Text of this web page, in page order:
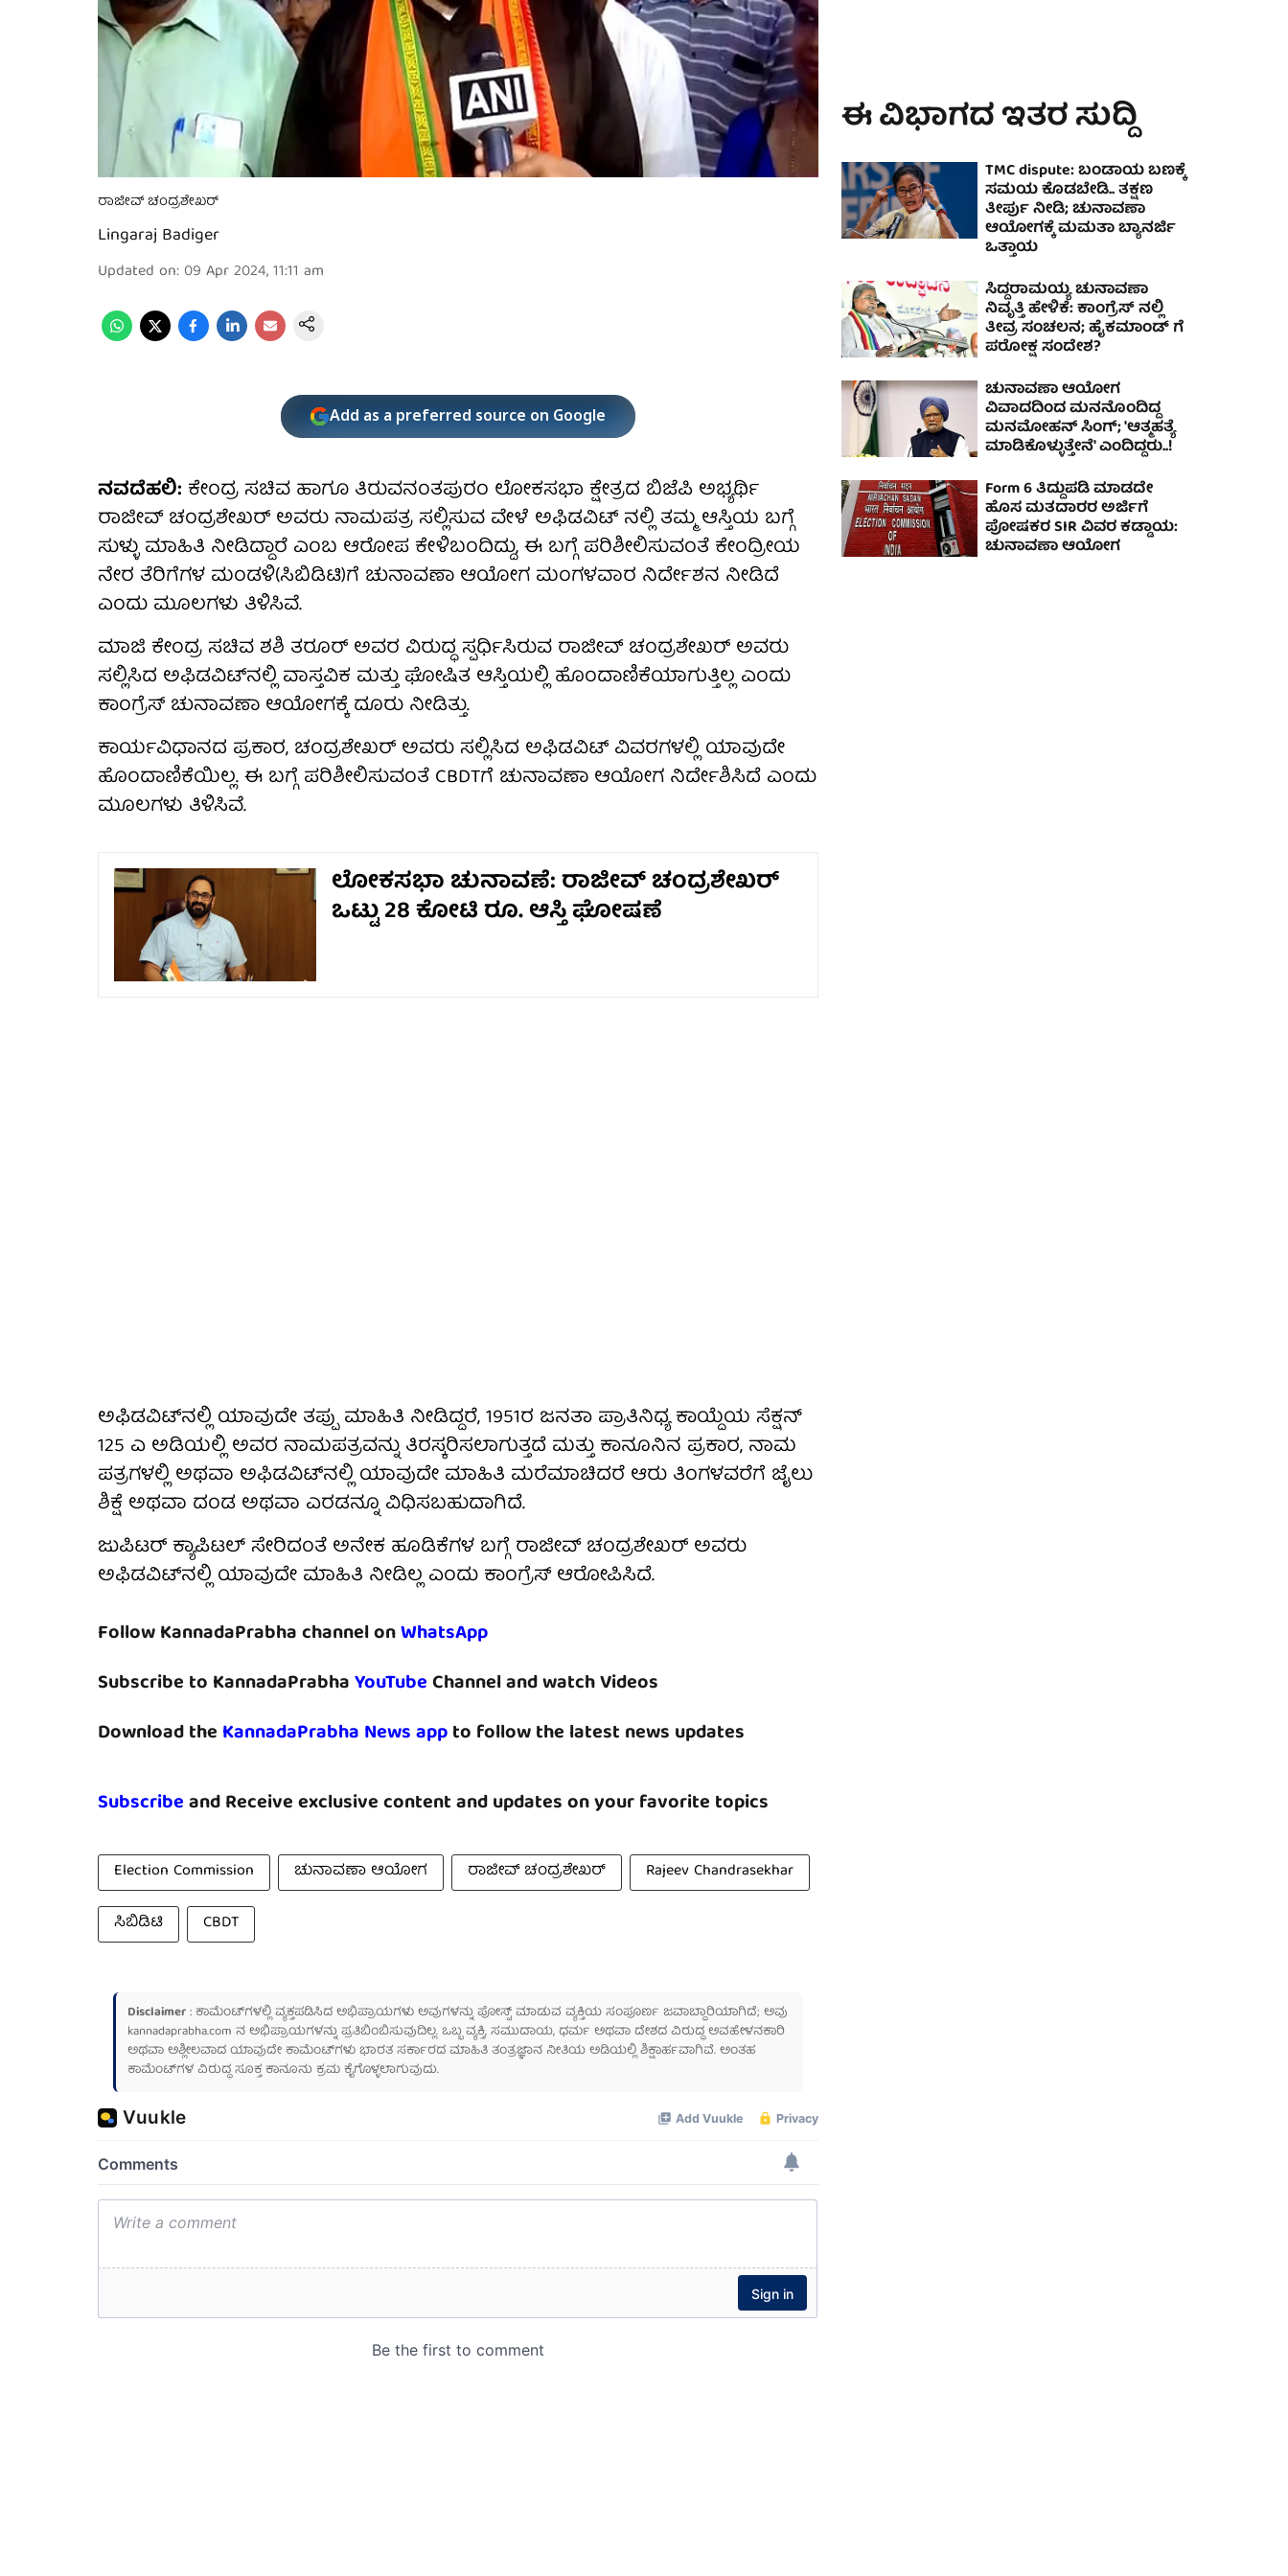
ರಾಜೀವ್ ಚಂದ್ರಶೇಖರ್
Lingaraj Badiger
Updated on: 09 Apr 2024, 11:11 am
Add as a preferred source on Google
ನವದೆಹಲಿ: ಕೇಂದ್ರ ಸಚಿವ ಹಾಗೂ ತಿರುವನಂತಪುರಂ ಲೋಕಸಭಾ ಕ್ಷೇತ್ರದ ಬಿಜೆಪಿ ಅಭ್ಯರ್ಥಿ
ರಾಜೀವ್‌ ಚಂದ್ರಶೇಖರ್‌ ಅವರು ನಾಮಪತ್ರ ಸಲ್ಲಿಸುವ ವೇಳೆ ಅಫಿಡವಿಟ್‌ ನಲ್ಲಿ ತಮ್ಮ ಆಸ್ತಿಯ ಬಗ್ಗೆ
ಸುಳ್ಳು ಮಾಹಿತಿ ನೀಡಿದ್ದಾರೆ ಎಂಬ ಆರೋಪ ಕೇಳಿಬಂದಿದ್ದು, ಈ ಬಗ್ಗೆ ಪರಿಶೀಲಿಸುವಂತೆ ಕೇಂದ್ರೀಯ
ನೇರ ತೆರಿಗೆಗಳ ಮಂಡಳಿ(ಸಿಬಿಡಿಟಿ)ಗೆ ಚುನಾವಣಾ ಆಯೋಗ ಮಂಗಳವಾರ ನಿರ್ದೇಶನ ನೀಡಿದೆ
ಎಂದು ಮೂಲಗಳು ತಿಳಿಸಿವೆ.
ಮಾಜಿ ಕೇಂದ್ರ ಸಚಿವ ಶಶಿ ತರೂರ್ ಅವರ ವಿರುದ್ಧ ಸ್ಪರ್ಧಿಸಿರುವ ರಾಜೀವ್ ಚಂದ್ರಶೇಖರ್ ಅವರು
ಸಲ್ಲಿಸಿದ ಅಫಿಡವಿಟ್‌ನಲ್ಲಿ ವಾಸ್ತವಿಕ ಮತ್ತು ಘೋಷಿತ ಆಸ್ತಿಯಲ್ಲಿ ಹೊಂದಾಣಿಕೆಯಾಗುತ್ತಿಲ್ಲ ಎಂದು
ಕಾಂಗ್ರೆಸ್ ಚುನಾವಣಾ ಆಯೋಗಕ್ಕೆ ದೂರು ನೀಡಿತ್ತು.
ಕಾರ್ಯವಿಧಾನದ ಪ್ರಕಾರ, ಚಂದ್ರಶೇಖರ್ ಅವರು ಸಲ್ಲಿಸಿದ ಅಫಿಡವಿಟ್ ವಿವರಗಳಲ್ಲಿ ಯಾವುದೇ
ಹೊಂದಾಣಿಕೆಯಿಲ್ಲ. ಈ ಬಗ್ಗೆ ಪರಿಶೀಲಿಸುವಂತೆ CBDTಗೆ ಚುನಾವಣಾ ಆಯೋಗ ನಿರ್ದೇಶಿಸಿದೆ ಎಂದು
ಮೂಲಗಳು ತಿಳಿಸಿವೆ.
ಲೋಕಸಭಾ ಚುನಾವಣೆ: ರಾಜೀವ್ ಚಂದ್ರಶೇಖರ್
ಒಟ್ಟು 28 ಕೋಟಿ ರೂ. ಆಸ್ತಿ ಘೋಷಣೆ
ಅಫಿಡವಿಟ್‌ನಲ್ಲಿ ಯಾವುದೇ ತಪ್ಪು ಮಾಹಿತಿ ನೀಡಿದ್ದರೆ, 1951ರ ಜನತಾ ಪ್ರಾತಿನಿಧ್ಯ ಕಾಯ್ದೆಯ ಸೆಕ್ಷನ್
125 ಎ ಅಡಿಯಲ್ಲಿ ಅವರ ನಾಮಪತ್ರವನ್ನು ತಿರಸ್ಕರಿಸಲಾಗುತ್ತದೆ ಮತ್ತು ಕಾನೂನಿನ ಪ್ರಕಾರ, ನಾಮ
ಪತ್ರಗಳಲ್ಲಿ ಅಥವಾ ಅಫಿಡವಿಟ್‌ನಲ್ಲಿ ಯಾವುದೇ ಮಾಹಿತಿ ಮರೆಮಾಚಿದರೆ ಆರು ತಿಂಗಳವರೆಗೆ ಜೈಲು
ಶಿಕ್ಷೆ ಅಥವಾ ದಂಡ ಅಥವಾ ಎರಡನ್ನೂ ವಿಧಿಸಬಹುದಾಗಿದೆ.
ಜುಪಿಟರ್ ಕ್ಯಾಪಿಟಲ್ ಸೇರಿದಂತೆ ಅನೇಕ ಹೂಡಿಕೆಗಳ ಬಗ್ಗೆ ರಾಜೀವ್ ಚಂದ್ರಶೇಖರ್ ಅವರು
ಅಫಿಡವಿಟ್‌ನಲ್ಲಿ ಯಾವುದೇ ಮಾಹಿತಿ ನೀಡಿಲ್ಲ ಎಂದು ಕಾಂಗ್ರೆಸ್ ಆರೋಪಿಸಿದೆ.
Follow KannadaPrabha channel onWhatsApp
Subscribe to KannadaPrabhaYouTubeChannel and watch Videos
Download the KannadaPrabha News appto follow the latest news updates
Subscribeand Receive exclusive content and updates on your favorite topics
Election Commission ಚುನಾವಣಾ ಆಯೋಗ ರಾಜೀವ್ ಚಂದ್ರಶೇಖರ್
Rajeev Chandrasekhar
ಸಿಬಿಡಿಟಿ
CBDT
Disclaimer: ಕಾಮೆಂಟ್‌ಗಳಲ್ಲಿ ವ್ಯಕ್ತಪಡಿಸಿದ ಅಭಿಪ್ರಾಯಗಳು ಅವುಗಳನ್ನು ಪೋಸ್ಟ್ ಮಾಡುವ ವ್ಯಕ್ತಿಯ ಸಂಪೂರ್ಣ ಜವಾಬ್ದಾರಿಯಾಗಿದೆ; ಅವು
kannadaprabha.com ನ ಅಭಿಪ್ರಾಯಗಳನ್ನು ಪ್ರತಿಬಿಂಬಿಸುವುದಿಲ್ಲ. ಒಬ್ಬ ವ್ಯಕ್ತಿ, ಸಮುದಾಯ, ಧರ್ಮ ಅಥವಾ ದೇಶದ ವಿರುದ್ಧ ಅವಹೇಳನಕಾರಿ
ಅಥವಾ ಅಶ್ಲೀಲವಾದ ಯಾವುದೇ ಕಾಮೆಂಟ್‌ಗಳು ಭಾರತ ಸರ್ಕಾರದ ಮಾಹಿತಿ ತಂತ್ರಜ್ಞಾನ ನೀತಿಯ ಅಡಿಯಲ್ಲಿ ಶಿಕ್ಷಾರ್ಹವಾಗಿವೆ. ಅಂತಹ
ಕಾಮೆಂಟ್‌ಗಳ ವಿರುದ್ಧ ಸೂಕ್ತ ಕಾನೂನು ಕ್ರಮ ಕೈಗೊಳ್ಳಲಾಗುವುದು.
ಈ ವಿಭಾಗದ ಇತರ ಸುದ್ದಿ
TMC dispute: ಬಂಡಾಯ ಬಣಕ್ಕೆ
ಸಮಯ ಕೊಡಬೇಡಿ.. ತಕ್ಷಣ
ತೀರ್ಪು ನೀಡಿ; ಚುನಾವಣಾ
ಆಯೋಗಕ್ಕೆ ಮಮತಾ ಬ್ಯಾನರ್ಜಿ
ಒತ್ತಾಯ
ಸಿದ್ದರಾಮಯ್ಯ ಚುನಾವಣಾ
ನಿವೃತ್ತಿ ಹೇಳಿಕೆ: ಕಾಂಗ್ರೆಸ್ ನಲ್ಲಿ
ತೀವ್ರ ಸಂಚಲನ; ಹೈಕಮಾಂಡ್ ಗೆ
ಪರೋಕ್ಷ ಸಂದೇಶ?
ಚುನಾವಣಾ ಆಯೋಗ
ವಿವಾದದಿಂದ ಮನನೊಂದಿದ್ದ
ಮನಮೋಹನ್ ಸಿಂಗ್; 'ಆತ್ಮಹತ್ಯೆ
ಮಾಡಿಕೊಳ್ಳುತ್ತೇನೆ' ಎಂದಿದ್ದರು..!
Form 6 ತಿದ್ದುಪಡಿ ಮಾಡದೇ
ಹೊಸ ಮತದಾರರ ಅರ್ಜಿಗೆ
ಪೋಷಕರ SIR ವಿವರ ಕಡ್ಡಾಯ:
ಚುನಾವಣಾ ಆಯೋಗ